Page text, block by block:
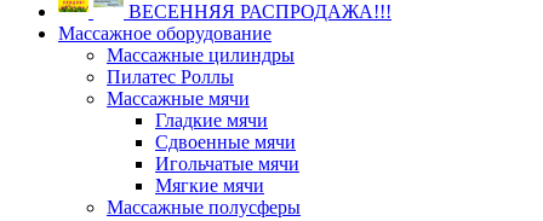
ВЕСЕННЯЯ РАСПРОДАЖА!!!
Массажное оборудование
Массажные цилиндры
Пилатес Роллы
Массажные мячи
Гладкие мячи
Сдвоенные мячи
Игольчатые мячи
Мягкие мячи
Массажные полусферы